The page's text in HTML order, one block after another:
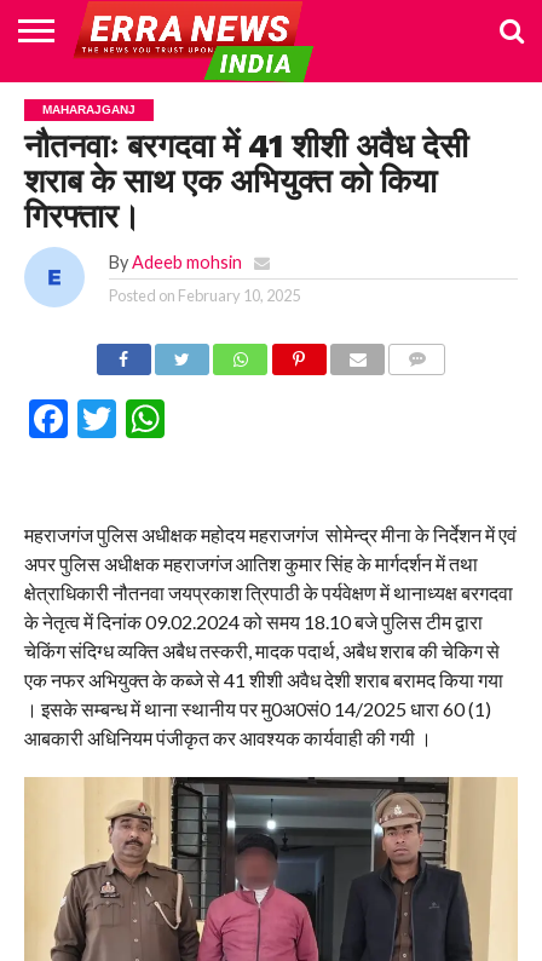
HOME
POLITICS
NEWS
BUSINESS
CULTURE
NATIONAL
SPORTS
LIFESTYLE
TRAVEL
OPINION
BREAKING
NEWS
ENTERTAINMENT
WORLD
CRIME
JOIN
US
MAHARAJGANJ
नौतनवाः बरगदवा में 41 शीशी अवैध देसी
शराब के साथ एक अभियुक्त को किया
गिरफ्तार।
By Adeeb mohsin
Posted on February 10, 2025
Facebook
Twitter
WhatsApp
महराजगंज पुलिस अधीक्षक महोदय महराजगंज सोमेन्द्र मीना के निर्देशन में एवं
अपर पुलिस अधीक्षक महराजगंज आतिश कुमार सिंह के मार्गदर्शन में तथा
क्षेत्राधिकारी नौतनवा जयप्रकाश त्रिपाठी के पर्यवेक्षण में थानाध्यक्ष बरगदवा
के नेतृत्व में दिनांक 09.02.2024 को समय 18.10 बजे पुलिस टीम द्वारा
चेकिंग संदिग्ध व्यक्ति अबैध तस्करी, मादक पदार्थ, अबैध शराब की चेकिग से
एक नफर अभियुक्त के कब्जे से 41 शीशी अवैध देशी शराब बरामद किया गया
। इसके सम्बन्ध में थाना स्थानीय पर मु0अ0सं0 14/2025 धारा 60 (1)
आबकारी अधिनियम पंजीकृत कर आवश्यक कार्यवाही की गयी ।